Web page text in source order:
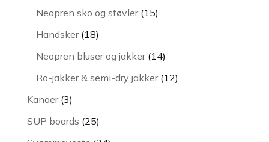
varer
Neopren sko og støvler 1515
Handsker 1818
Neopren bluser og jakker 1414
varer
Ro-jakker & semi-dry jakker 1212
Kanoer 33
varer
SUP boards 2525
varer